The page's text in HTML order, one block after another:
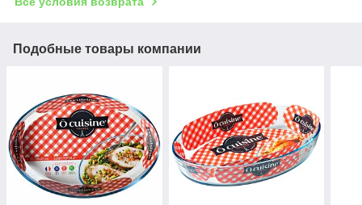
Подобные товары компании